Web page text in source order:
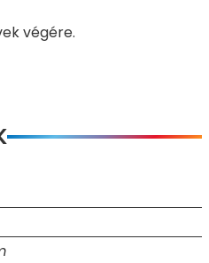
végére.